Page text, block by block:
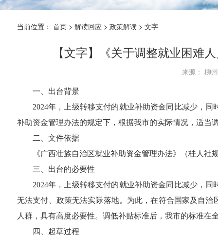
当前位置： 首页 > 解读回应 > 政策解读 > 文字
【文字】《关于调整就业困难
来源： 柳
一、出台背景
2024年，上级转移支付的就业补助资金同比减少，同
补助资金管理办法的规定下，根据我市的实际情况，适当
二、文件依据
《广西壮族自治区就业补助资金管理办法》（桂人社
三、出台的必要性
2024年，上级转移支付的就业补助资金同比减少，同
无法支付、政策无法实际落地。为此，在符合国家及自治
人群，具有高度必要性。调低补贴标准后，我市的标准在
四、起草过程